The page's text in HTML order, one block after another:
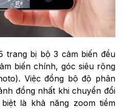
trang bị bộ 3 cảm biến đều
biến chính, góc siêu rộng
Việc đồng bộ độ phân
đồng nhất khi chuyển đổi
là khả năng zoom tiềm